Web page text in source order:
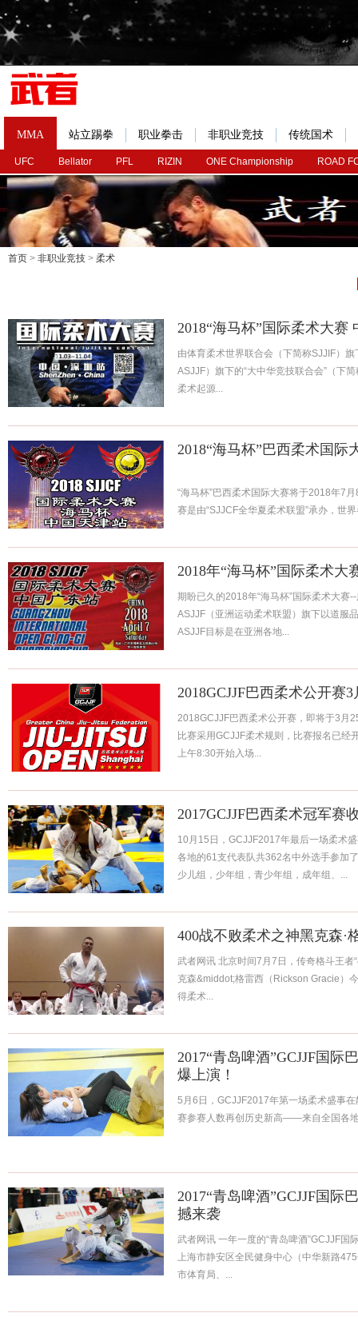
MMA
UFC Bellator PFL RIZIN ONE Championship ROAD
站立踢拳 职业拳击 非职业竞技 传统国术
首页 > 非职业竞技 > 柔术
2018“海马杯”国际柔术大赛
由体育柔术世界联合会（下简称SJJIF）
ASJJF）旗下的“大中华竞技联合会”（下
柔术起源...
2018“海马杯”巴西柔术国际
“海马杯”巴西柔术国际大赛将于2018年7
赛是由“SJJCF全华夏柔术联盟”承办，世
2018年“海马杯”国际柔术大
期盼已久的2018年“海马杯”国际柔术大赛
ASJJF（亚洲运动柔术联盟）旗下以道服
ASJJF目标是在亚洲各地...
2018GCJJF巴西柔术公开赛
2018GCJJF巴西柔术公开赛，即将于3月
比赛采用GCJJF柔术规则，比赛报名已
上午8:30开始入场...
2017GCJJF巴西柔术冠军赛
10月15日，GCJJF2017年最后一场柔术
各地的61支代表队共362名中外选手参加
少儿组，少年组，青少年组，成年组、...
400战不败柔术之神黑克森·
武者网讯 北京时间7月7日，传奇格斗王者
克森&middot;格雷西（Rickson Gracie）
得柔术...
2017“青岛啤酒”GCJJF国际
爆上演！
5月6日，GCJJF2017年第一场柔术盛事
赛参赛人数再创历史新高——来自全国各
2017“青岛啤酒”GCJJF国际
撼来袭
武者网讯 一年一度的“青岛啤酒”GCJJF
上海市静安区全民健身中心（中华新路
市体育局、...